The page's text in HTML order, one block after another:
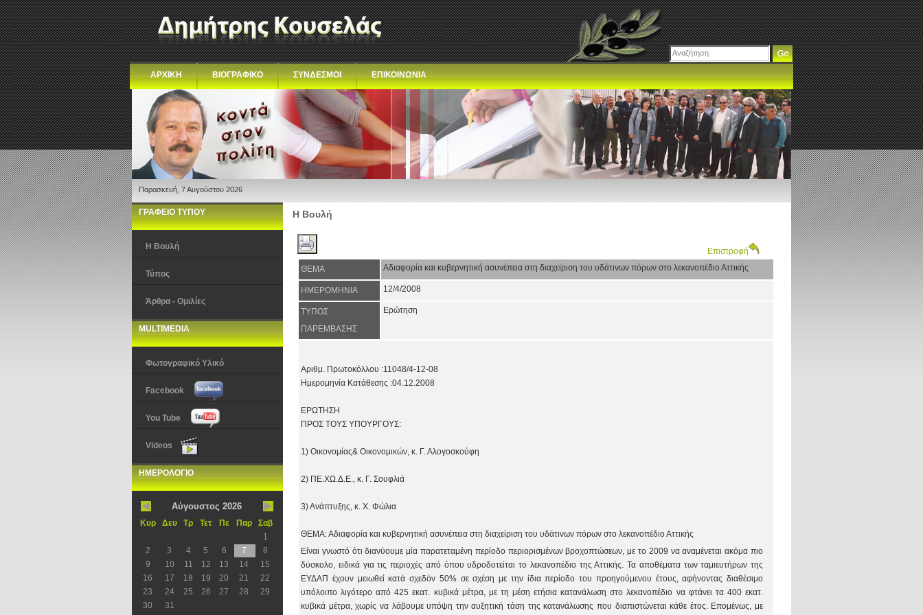
ΑΡΧΙΚΗ ΒΙΟΓΡΑΦΙΚΟ ΣΥΝΔΕΣΜΟΙ ΕΠΙΚΟΙΝΩΝΙΑ
Παρασκευή, 7 Αυγούστου 2026
ΓΡΑΦΕΙΟ ΤΥΠΟΥ
Η Βουλή
Τύπος
Άρθρα - Ομιλίες
MULTIMEDIA
Φωτογραφικό Υλικό
Facebook
You Tube
Videos
ΗΜΕΡΟΛΟΓΙΟ
Αύγουστος 2026
Κυρ Δευ Τρ Τετ Πε Παρ
Σαβ
1
2
3 4 5 6 7
8
9
10 11 12 13 14
15
16
17 18 19 20 21
22
23
24 25 26 27 28
29
30
31
Η Βουλή
Επιστροφή
ΘΕΜΑ
Αδιαφορία και κυβερνητική ασυνέπεια στη διαχείριση του υδάτινων πόρων στο λεκανοπέδιο Αττικής
ΗΜΕΡΟΜΗΝΙΑ 12/4/2008
ΤΥΠΟΣ
ΠΑΡΕΜΒΑΣΗΣ
Ερώτηση
Αριθμ. Πρωτοκόλλου :11048/4-12-08
Ημερομηνία Κατάθεσης :04.12.2008
ΕΡΩΤΗΣΗ
ΠΡΟΣ ΤΟΥΣ ΥΠΟΥΡΓΟΥΣ:
1) Οικονομίας& Οικονομικών, κ. Γ. Αλογοσκούφη
2) ΠΕ.ΧΩ.Δ.Ε., κ. Γ. Σουφλιά
3) Ανάπτυξης, κ. Χ. Φώλια
ΘΕΜΑ: Αδιαφορία και κυβερνητική ασυνέπεια στη διαχείριση του υδάτινων πόρων στο λεκανοπέδιο Αττικής
Είναι γνωστό ότι διανύουμε μία παρατεταμένη περίοδο περιορισμένων βροχοπτώσεων, με το 2009 να αναμένεται ακόμα πιο
δύσκολο, ειδικά για τις περιοχές από όπου υδροδοτείται το λεκανοπέδιο της Αττικής. Τα αποθέματα των ταμιευτήρων της
ΕΥΔΑΠ έχουν μειωθεί κατά σχεδόν 50% σε σχέση με την ίδια περίοδο του προηγούμενου έτους, αφήνοντας διαθέσιμο
υπόλοιπο λιγότερο από 425 εκατ. κυβικά μέτρα, με τη μέση ετήσια κατανάλωση στο λεκανοπέδιο να φτάνει τα 400 εκατ.
κυβικά μέτρα, χωρίς να λάβουμε υπόψη την αυξητική τάση της κατανάλωσης που διαπιστώνεται κάθε έτος. Επομένως, με